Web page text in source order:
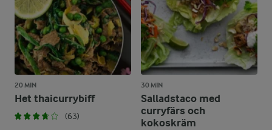
20 MIN
Het thaicurrybiff
(63)
30 MIN
Salladstaco med
curryfärs och
kokoskräm